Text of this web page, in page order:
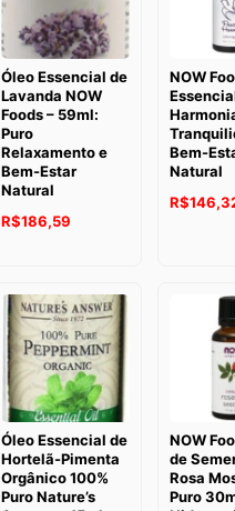
Óleo Essencial de
Lavanda NOW
Foods – 59ml:
Puro
Relaxamento e
Bem-Estar
Natural
O
era:
R$253,47.
R$186,59O
é:
R$186,59.
NOW
Bem-
Natural
O
R$
Óleo Essencial de
Hortelã-Pimenta
Orgânico 100%
Puro Nature’s
NOW
de
Rosa
Puro